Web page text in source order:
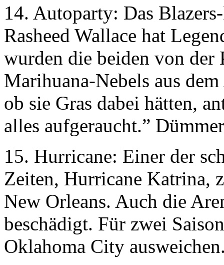
14. Autoparty: Das
Rasheed Wallace hat
wurden die beiden von der
Marihuana-Nebels aus
ob sie Gras dabei hätten,
alles aufgeraucht.”
15. Hurricane: Einer der
Zeiten, Hurricane Katrina,
New Orleans. Auch die
beschädigt. Für zwei
Oklahoma City